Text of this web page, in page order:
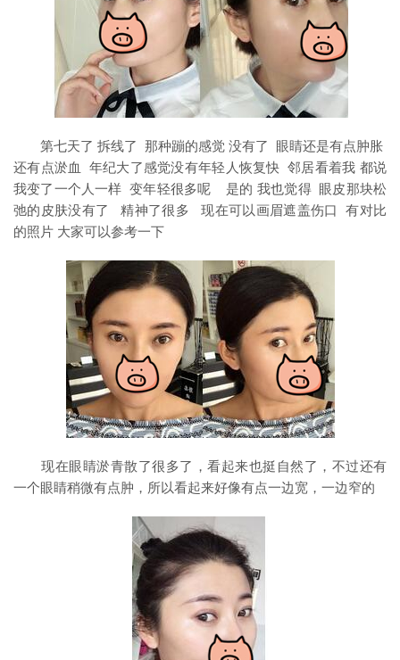
第七天了 拆线了 那种蹦的感觉 没有了 眼睛还是有点肿胀
还有点淤血 年纪大了感觉没有年轻人恢复快 邻居看着我 都说
我变了一个人一样 变年轻很多呢 是的 我也觉得 眼皮那块松
弛的皮肤没有了 精神了很多 现在可以画眉遮盖伤口 有对比
的照片 大家可以参考一下
现在眼睛淤青散了很多了，看起来也挺自然了，不过还有
一个眼睛稍微有点肿，所以看起来好像有点一边宽，一边窄的